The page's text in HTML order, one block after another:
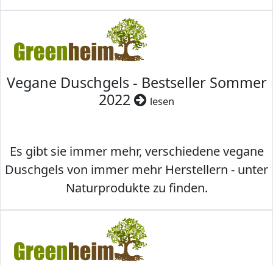
Vegane Duschgels - Bestseller Sommer
2022
lesen
Es gibt sie immer mehr, verschiedene vegane
Duschgels von immer mehr Herstellern - unter
Naturprodukte zu finden.